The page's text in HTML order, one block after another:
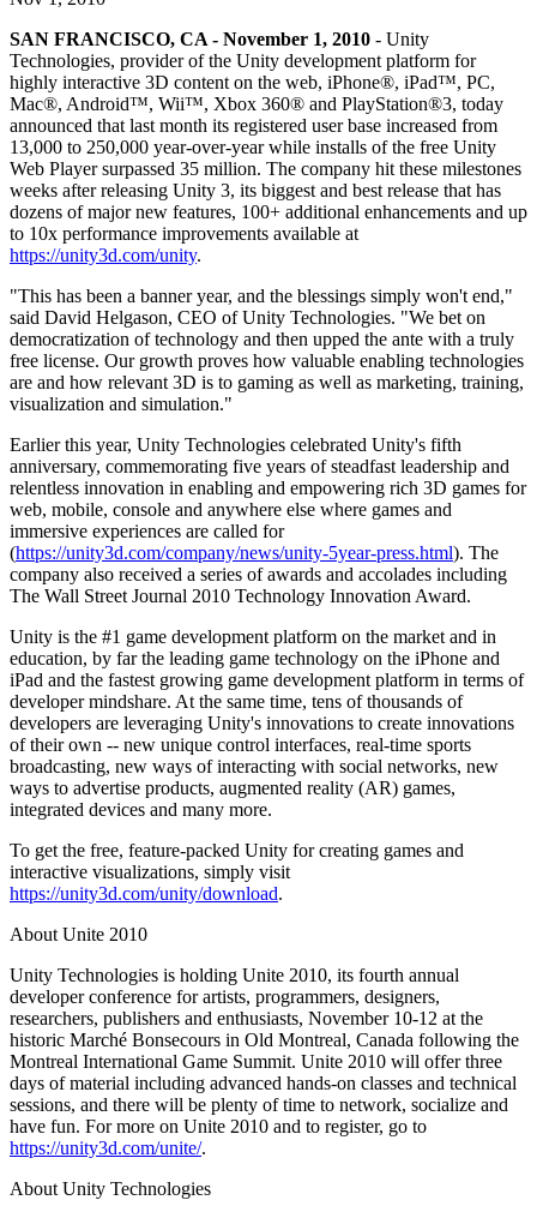
LiveOps
Perspectivas post-lanzamiento y operaciones de juego en vivo
Expande
Adquisición de usuarios
Hazte descubrir y adquiere usuarios móviles
Compras dentro de la aplicación
Gestionar las IAP dentro de la aplicación en tiendas físicas y en el
canal directo al consumidor (D2C).
Monetización
Conecta a los jugadores con los juegos adecuados
Publicitar con Unity
Monetizar con Unity
Casos de uso
Crea y expande éxitos móviles con Unity
Juegos independientes
Lanza grandes juegos con equipos pequeños
Juegos XR
Lanza juegos XR en múltiples plataformas
Juegos multijugador
Simplifica el desarrollo de juegos multijugador
Venta minorista
Transforma las experiencias en tienda en experiencias en línea
Industria automotriz
Impulsar la innovación y las experiencias en el automóvil
Ver todas las industrias
Casos de estudio
Historias de éxito en el mundo real
Guías de mejores prácticas
Consejos y trucos de expertos
Demostraciones
Demostraciones, muestras y bloques de construcción
Todos los recursos
Blog
Actualizaciones, información y consejos técnicos
Novedades
Premios Unity
Celebrando a los creadores de Unity en todo el mundo
Guías prácticas
Consejos prácticos y mejores prácticas
Educación
Para estudiantes
Impulsa tu carrera
Para docentes
Potencia tu enseñanza
Licencia gratuita para fines educativos
Lleva el poder de Unity a tu institución
Certificaciones
Demuestra tu dominio de Unity
SAN FRANCISCO, CA - November 1, 2010 - Unity
Technologies, provider of the Unity development platform for
highly interactive 3D content on the web, iPhone®, iPad™, PC,
Mac®, Android™, Wii™, Xbox 360® and PlayStation®3, today
announced that last month its registered user base increased from
13,000 to 250,000 year-over-year while installs of the free Unity
Web Player surpassed 35 million. The company hit these milestones
weeks after releasing Unity 3, its biggest and best release that has
dozens of major new features, 100+ additional enhancements and up
to 10x performance improvements available at
https://unity3d.com/unity.
"This has been a banner year, and the blessings simply won't end,"
said David Helgason, CEO of Unity Technologies. "We bet on
democratization of technology and then upped the ante with a truly
free license. Our growth proves how valuable enabling technologies
are and how relevant 3D is to gaming as well as marketing, training,
visualization and simulation."
Earlier this year, Unity Technologies celebrated Unity's fifth
anniversary, commemorating five years of steadfast leadership and
relentless innovation in enabling and empowering rich 3D games for
web, mobile, console and anywhere else where games and
immersive experiences are called for
(https://unity3d.com/company/news/unity-5year-press.html). The
company also received a series of awards and accolades including
The Wall Street Journal 2010 Technology Innovation Award.
Unity is the #1 game development platform on the market and in
education, by far the leading game technology on the iPhone and
iPad and the fastest growing game development platform in terms of
developer mindshare. At the same time, tens of thousands of
developers are leveraging Unity's innovations to create innovations
of their own -- new unique control interfaces, real-time sports
broadcasting, new ways of interacting with social networks, new
ways to advertise products, augmented reality (AR) games,
integrated devices and many more.
To get the free, feature-packed Unity for creating games and
interactive visualizations, simply visit
https://unity3d.com/unity/download.
About Unite 2010
Unity Technologies is holding Unite 2010, its fourth annual
developer conference for artists, programmers, designers,
researchers, publishers and enthusiasts, November 10-12 at the
historic Marché Bonsecours in Old Montreal, Canada following the
Montreal International Game Summit. Unite 2010 will offer three
days of material including advanced hands-on classes and technical
sessions, and there will be plenty of time to network, socialize and
have fun. For more on Unite 2010 and to register, go to
https://unity3d.com/unite/.
About Unity Technologies